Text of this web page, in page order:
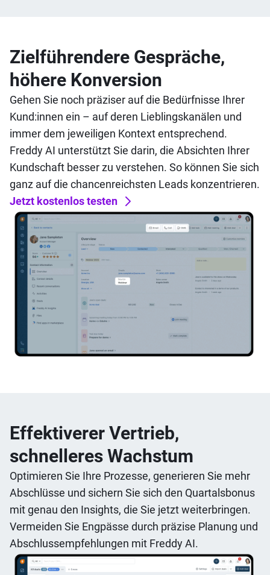
Zielführendere Gespräche,
höhere Konversion
Gehen Sie noch präziser auf die Bedürfnisse Ihrer
Kund:innen ein – auf deren Lieblingskanälen und
immer dem jeweiligen Kontext entsprechend.
Freddy AI unterstützt Sie darin, die Absichten Ihrer
Kundschaft besser zu verstehen. So können Sie sich
ganz auf die chancenreichsten Leads konzentrieren.
Jetzt kostenlos testen
Effektiverer Vertrieb,
schnelleres Wachstum
Optimieren Sie Ihre Prozesse, generieren Sie mehr
Abschlüsse und sichern Sie sich den Quartalsbonus
mit genau den Insights, die Sie jetzt weiterbringen.
Vermeiden Sie Engpässe durch präzise Planung und
Abschlussempfehlungen mit Freddy AI.